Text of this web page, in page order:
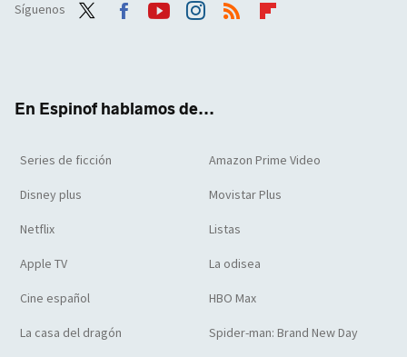
Síguenos
En Espinof hablamos de...
Series de ficción Amazon Prime Video
Disney plus Movistar Plus
Netflix Listas
Apple TV La odisea
Cine español HBO Max
La casa del dragón Spider-man: Brand New Day